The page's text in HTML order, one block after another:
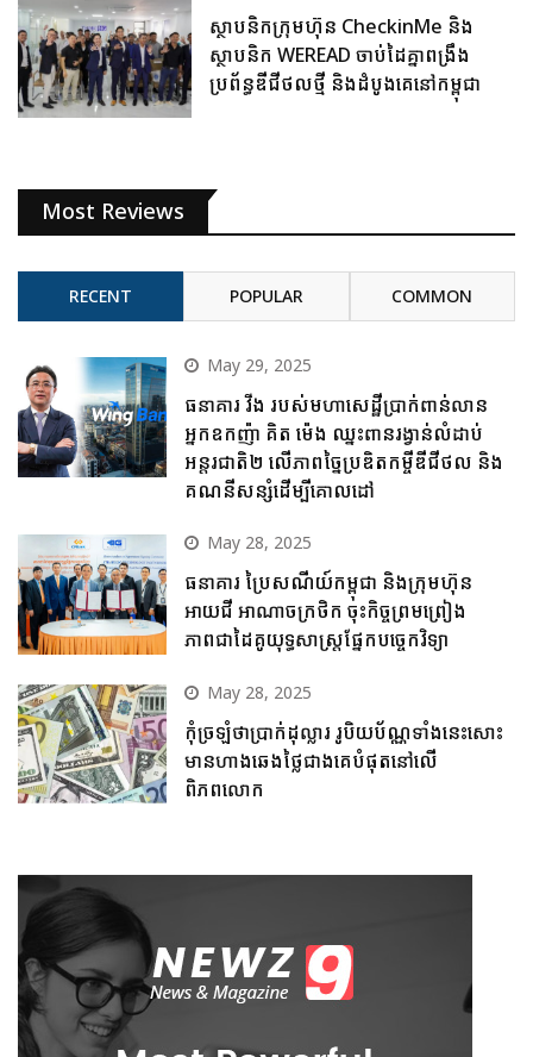
ស្ថាបនិកក្រុមហ៊ុន CheckinMe និង
ស្ថាបនិក WEREAD ចាប់ដៃគ្នាពង្រឹង
ប្រព័ន្ធឌីជីថលថ្មី និងដំបូងគេនៅកម្ពុជា
Most Reviews
RECENT POPULAR COMMON
May 29, 2025
ធនាគារ វីង របស់មហាសេដ្ឋីប្រាក់ពាន់លាន
អ្នកឧកញ៉ា គិត ម៉េង ឈ្នះពានរង្វាន់លំដាប់
អន្តរជាតិ២ លើភាពច្នៃប្រឌិតកម្ចីឌីជីថល និង
គណនីសន្សំដើម្បីគោលដៅ
May 28, 2025
ធនាគារ ប្រៃសណីយ៍កម្ពុជា និងក្រុមហ៊ុន
អាយជី អាណាចក្រថិក ចុះកិច្ចព្រមព្រៀង
ភាពជាដៃគូយុទ្ធសាស្ត្រផ្នែកបច្ចេកវិទ្យា
May 28, 2025
កុំច្រឡំថាប្រាក់ដុល្លារ រូបិយប័ណ្ណទាំងនេះសោះ
មានហាងឆេងថ្លៃជាងគេបំផុតនៅលើ
ពិភពលោក